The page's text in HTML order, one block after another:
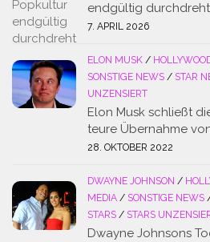
endgültig durchdreht
7. APRIL 2026
ELON MUSK /
SONSTIGE NEWS / STAR
UNZENSIERT
Elon Musk schließt
teure Übernahme
28. OKTOBER 2022
DWAYNE JOHNSON /
MEDIA / SONSTIGE NEWS
STARS / STARS
Dwayne Johnsons